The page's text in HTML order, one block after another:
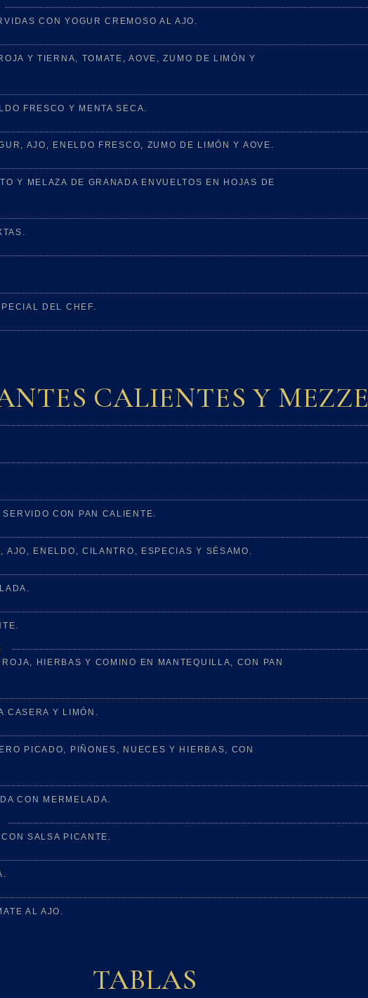
CON YOGUR CREMOSO AL AJO.
Y TIERNA, TOMATE, AOVE, ZUMO DE LIMÓN Y
FRESCO Y MENTA SECA.
AJO, ENELDO FRESCO, ZUMO DE LIMÓN Y AOVE.
Y MELAZA DE GRANADA ENVUELTOS EN HOJAS DE
DEL CHEF.
CALIENTES Y MEZZE
CON PAN CALIENTE.
ENELDO, CILANTRO, ESPECIAS Y SÉSAMO.
HIERBAS Y COMINO EN MANTEQUILLA, CON PAN
CASERA Y LIMÓN.
PICADO, PIÑONES, NUECES Y HIERBAS, CON
CON MERMELADA.
SALSA PICANTE.
AL AJO.
TABLAS